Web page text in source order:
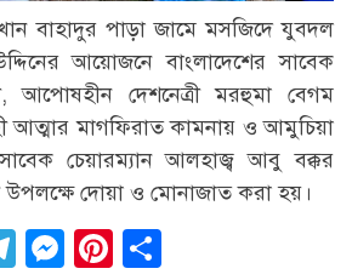
বাহাদুর পাড়া জামে মসজিদে যুবদল
আয়োজনে বাংলাদেশের সাবেক
আপোষহীন দেশনেত্রী মরহুমা বেগম
আত্মার মাগফিরাত কামনায় ও আমুচিয়া
চেয়ারম্যান আলহাজ্ব আবু বক্কর
উপলক্ষে দোয়া ও মোনাজাত করা হয়।
Telegram
Messenger
Pinterest